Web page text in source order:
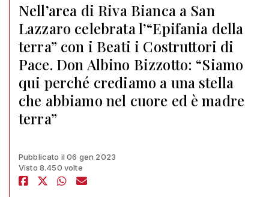
Nell’area di Riva Bianca a San
Lazzaro celebrata l’“Epifania della
terra” con i Beati i Costruttori di
Pace. Don Albino Bizzotto: “Siamo
qui perché crediamo a una stella
che abbiamo nel cuore ed è madre
terra”
Pubblicato il 06 gen 2023
Visto 8.450 volte